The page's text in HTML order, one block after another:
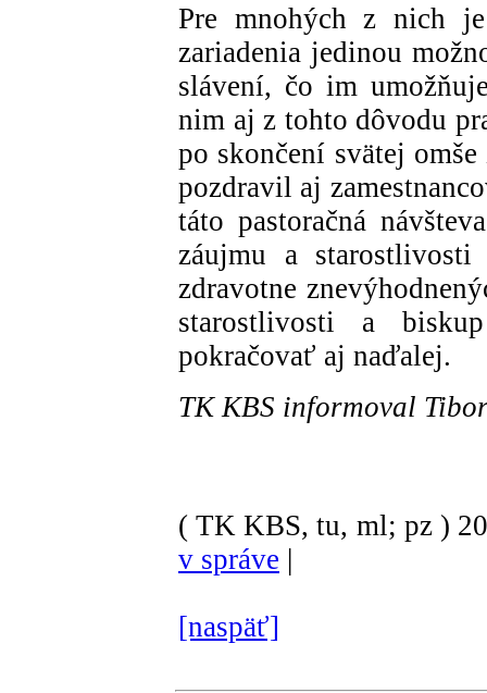
Pre mnohých z nich
zariadenia jedinou
slávení, čo im
nim aj z tohto dôvodu
po skončení svätej
pozdravil aj
táto pastoračná
záujmu a
zdravotne
starostlivosti a
pokračovať aj naďalej.
TK KBS informoval
( TK KBS, tu, ml; pz )
v správe |
[naspäť]